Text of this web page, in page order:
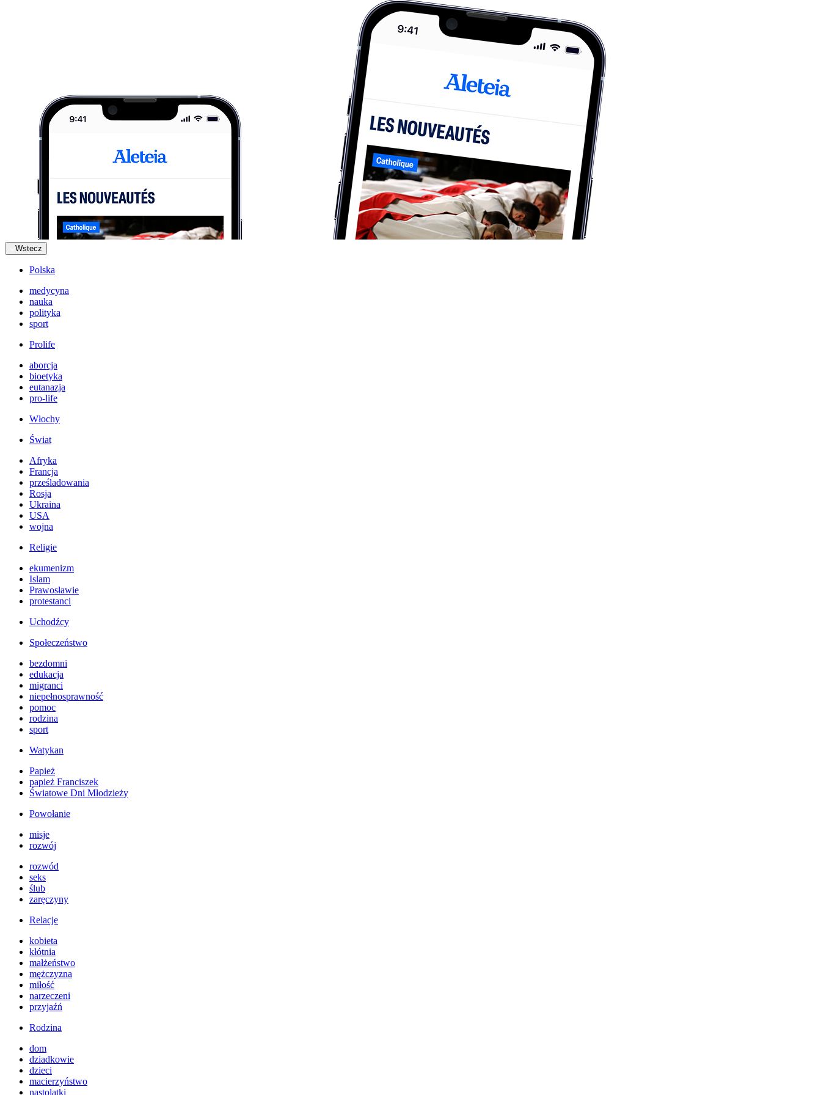
Wstecz
Polska
medycyna
nauka
polityka
sport
Prolife
aborcja
bioetyka
eutanazja
pro-life
Włochy
Świat
Afryka
Francja
prześladowania
Rosja
Ukraina
USA
wojna
Religie
ekumenizm
Islam
Prawosławie
protestanci
Uchodźcy
Społeczeństwo
bezdomni
edukacja
migranci
niepełnosprawność
pomoc
rodzina
sport
Watykan
Papież
papież Franciszek
Światowe Dni Młodzieży
Powołanie
misje
rozwój
rozwód
seks
ślub
zaręczyny
Relacje
kobieta
kłótnia
małżeństwo
mężczyzna
miłość
narzeczeni
przyjaźń
Rodzina
dom
dziadkowie
dzieci
macierzyństwo
nastolatki